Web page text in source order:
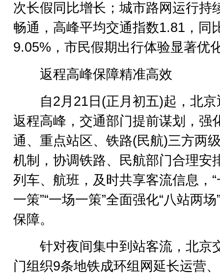
次长假同比增长；城市路网运行持
畅通，高峰平均交通指数1.81，同
9.05%，市民假期出行体验显著优
返程高峰保障精准高效
自2月21日(正月初五)起，北京
返程高峰，交通部门提前谋划，强
通、重点站区、铁路(民航)三方两
机制，协调铁路、民航部门合理安
列车、航班，及时共享客流信息，
一策”“一场一策”全面强化“八站两场
保障。
针对夜间集中到站客流，北京
门组织9条地铁成环组网延长运营